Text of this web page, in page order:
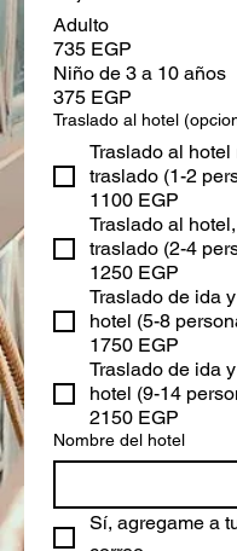
Adulto
735 EGP
Niño de 3 a 10 años
375 EGP
Traslado al hotel
Traslado al
traslado (1-2
1100 EGP
Traslado al
traslado (2-4
1250 EGP
Traslado de ida
hotel (5-8
1750 EGP
Traslado de ida
hotel (9-14
2150 EGP
Nombre del hotel
Sí, agregame a